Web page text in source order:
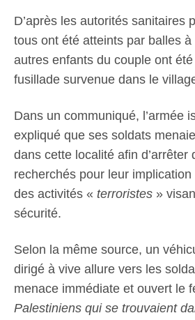
D’après les autorités sanitaires
tous ont été atteints par balles
autres enfants du couple ont
fusillade survenue dans le
Dans un communiqué, l’armée
expliqué que ses soldats
dans cette localité afin d’arrêter
recherchés pour leur
des activités « terroristes »
sécurité.
Selon la même source, un
dirigé à vive allure vers les
menace immédiate et ouvert le
Palestiniens qui se trouvaient